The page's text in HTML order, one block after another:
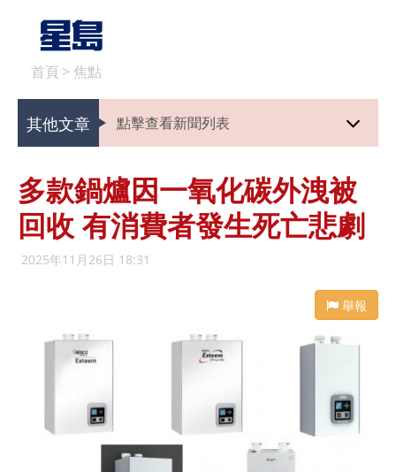
首頁 > 焦點
其他文章 點擊查看新聞列表
多款鍋爐因一氧化碳外洩被
回收 有消費者發生死亡悲劇
2025年11月26日 18:31
舉報